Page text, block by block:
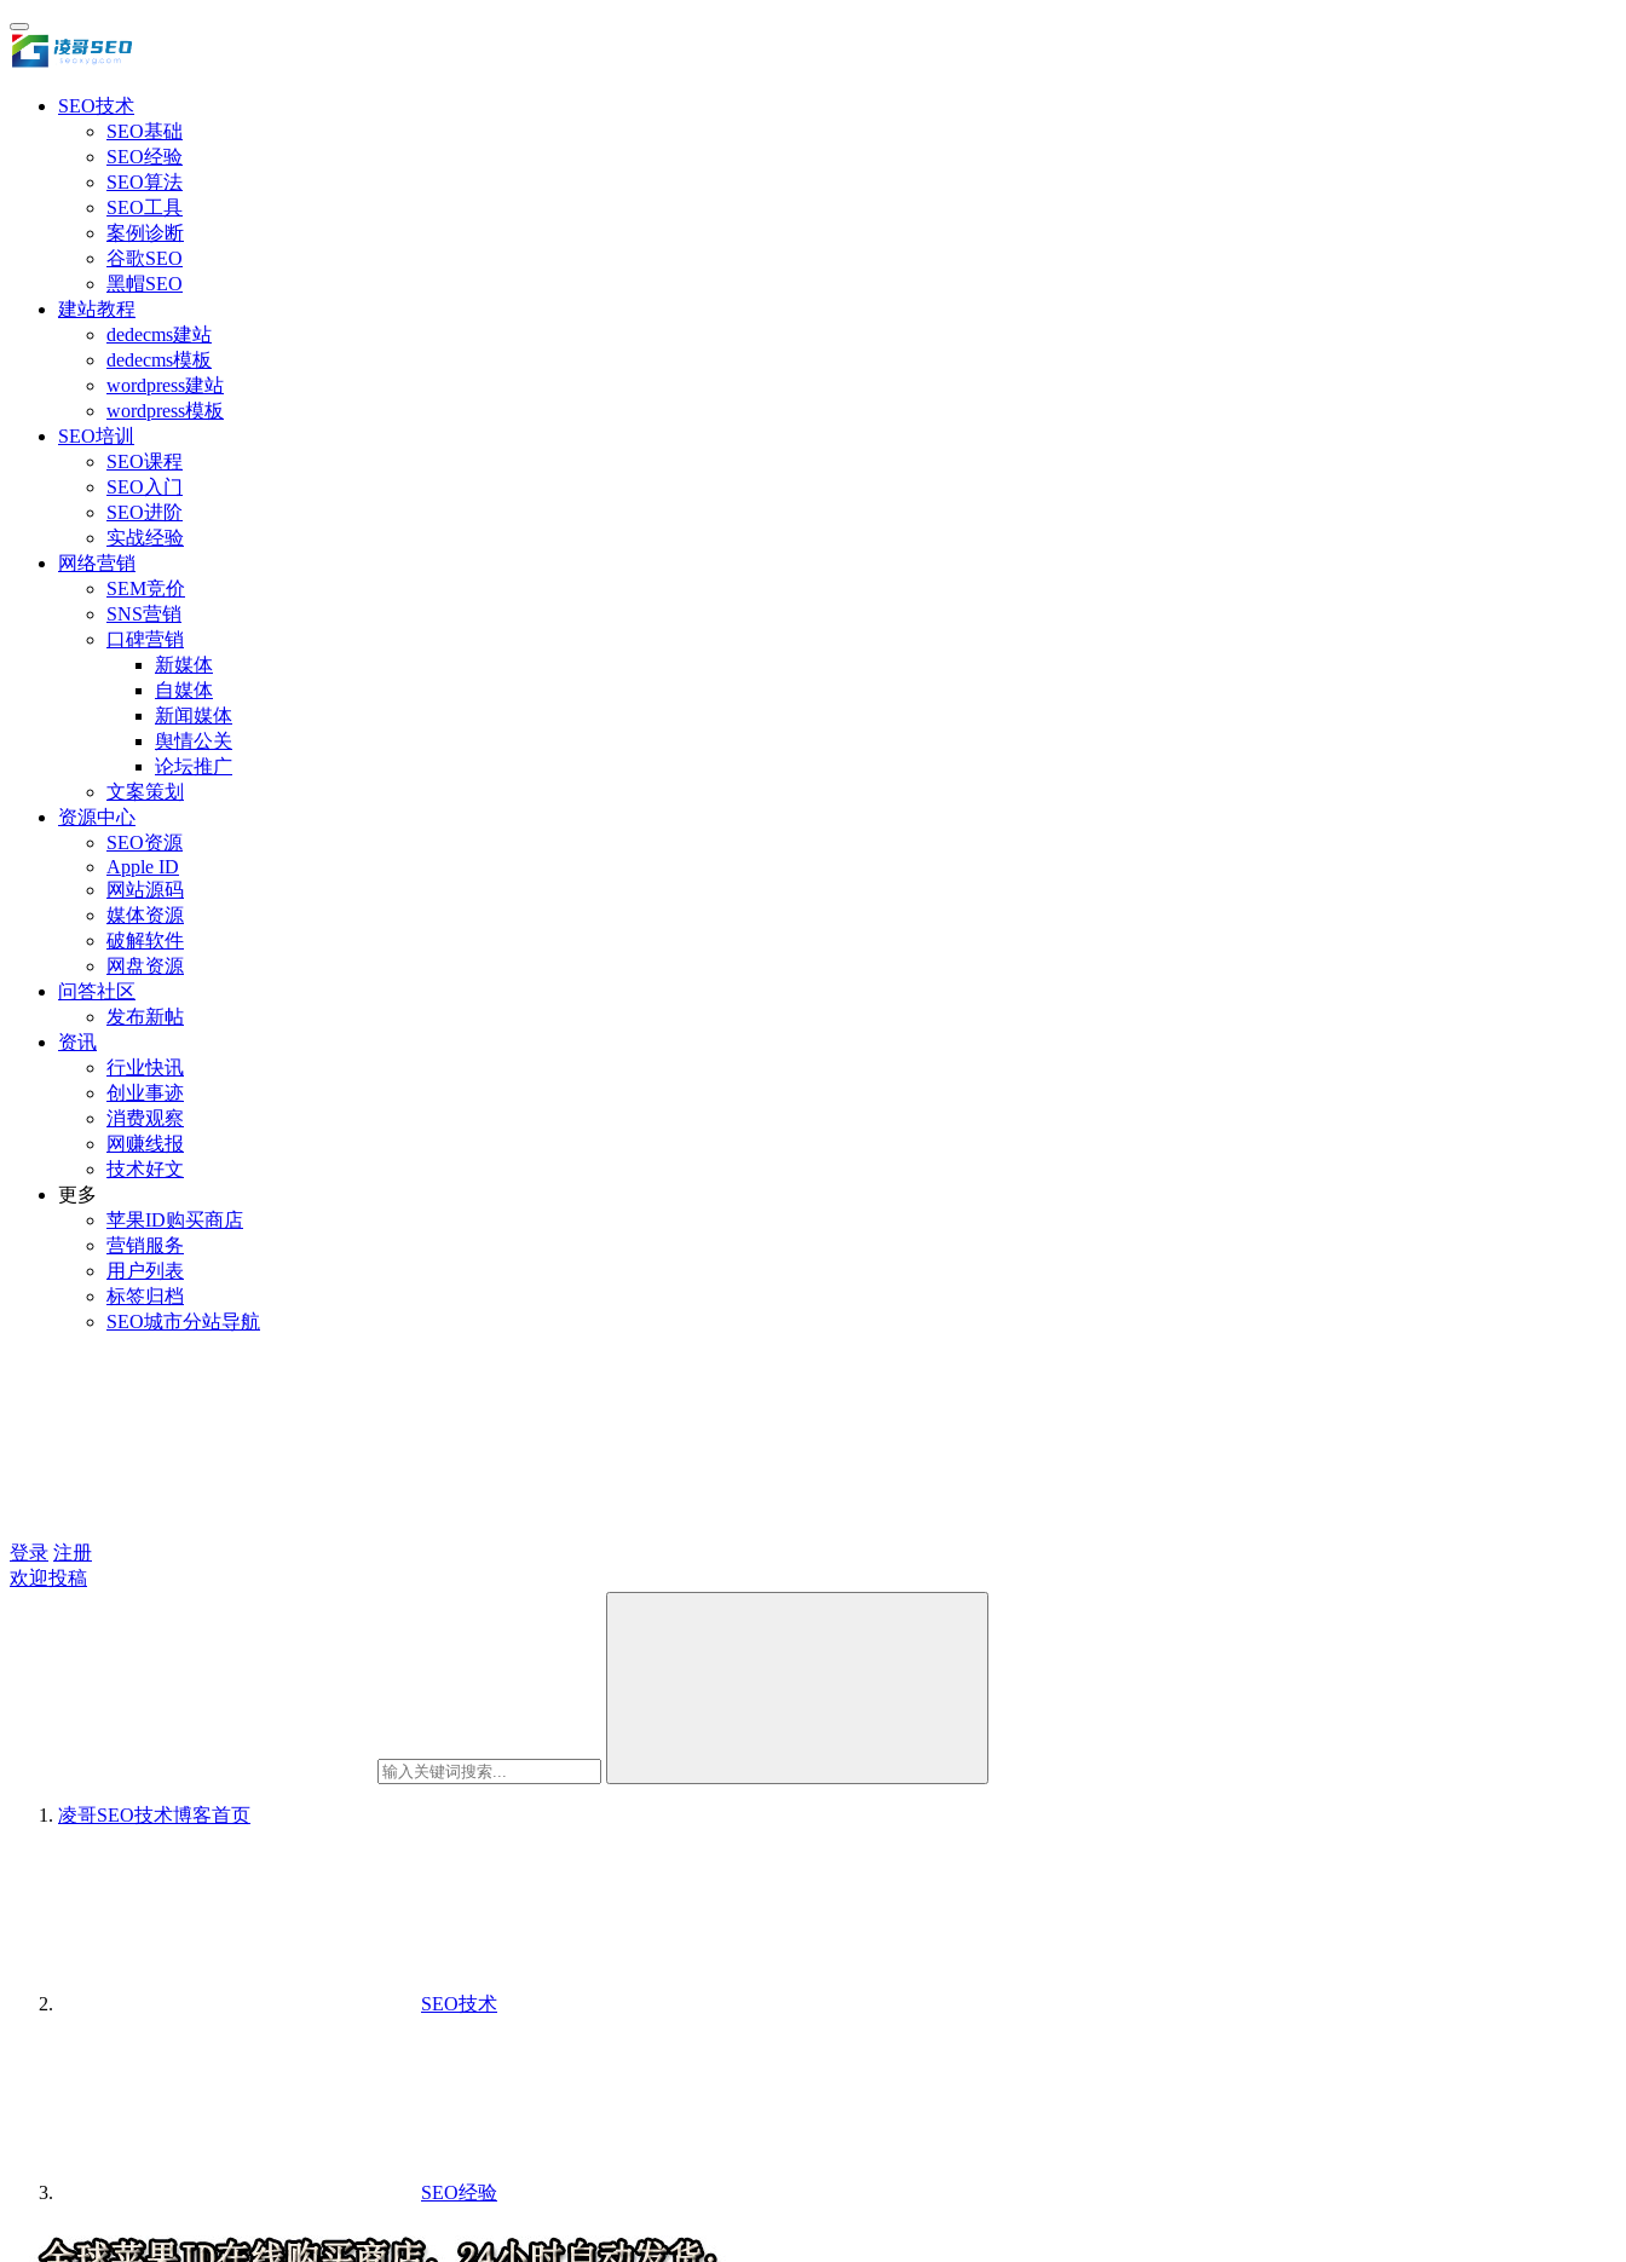
SEO技术
SEO基础
SEO经验
SEO算法
SEO工具
案例诊断
谷歌SEO
黑帽SEO
建站教程
dedecms建站
dedecms模板
wordpress建站
wordpress模板
SEO培训
SEO课程
SEO入门
SEO进阶
实战经验
网络营销
SEM竞价
SNS营销
口碑营销
新媒体
自媒体
新闻媒体
舆情公关
论坛推广
文案策划
资源中心
SEO资源
Apple ID
网站源码
媒体资源
破解软件
网盘资源
问答社区
发布新帖
资讯
行业快讯
创业事迹
消费观察
网赚线报
技术好文
更多
苹果ID购买商店
营销服务
用户列表
标签归档
SEO城市分站导航
登录 注册
欢迎投稿
凌哥SEO技术博客首页
SEO技术
SEO经验